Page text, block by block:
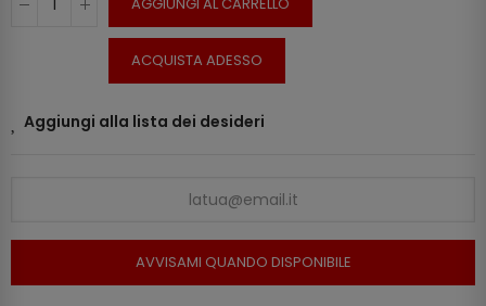
ACQUISTA ADESSO
Aggiungi alla lista dei desideri
AVVISAMI QUANDO DISPONIBILE